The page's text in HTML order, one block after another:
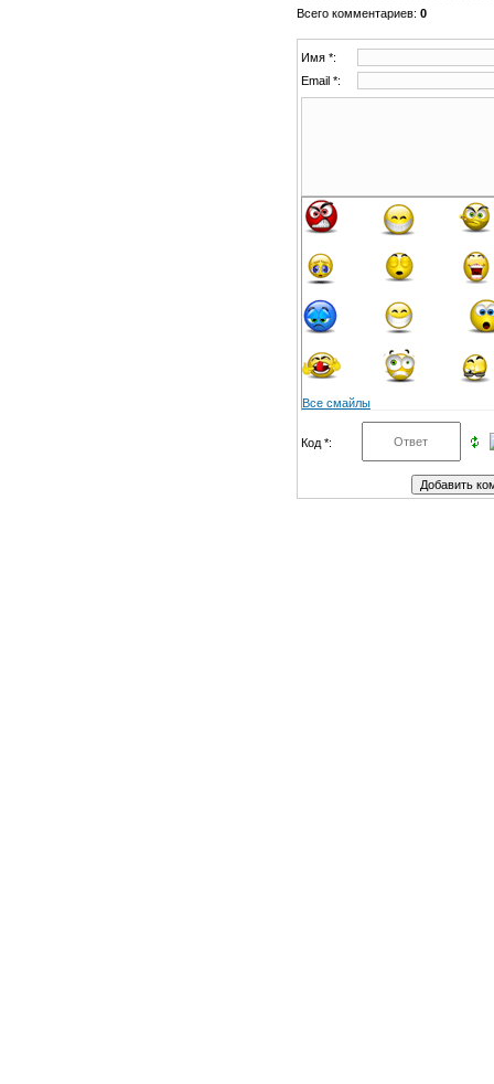
Всего комментариев: 0
Имя *:
Email *:
Все смайлы
Код *: